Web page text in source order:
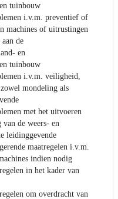
tuinbouw
i.v.m. preventief of
machines of uitrustingen
de
en
tuinbouw
i.v.m. veiligheid,
mondeling als
met het uitvoeren
de weers- en
leidinggevende
maatregelen i.v.m.
indien nodig
in het kader van
om overdracht van